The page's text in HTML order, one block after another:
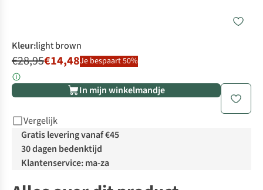
Kleur:light brown
€28,95€14,48Je bespaart 50%
In mijn winkelmandje
Vergelijk
Gratis levering vanaf €45
30 dagen bedenktijd
Klantenservice: ma-za